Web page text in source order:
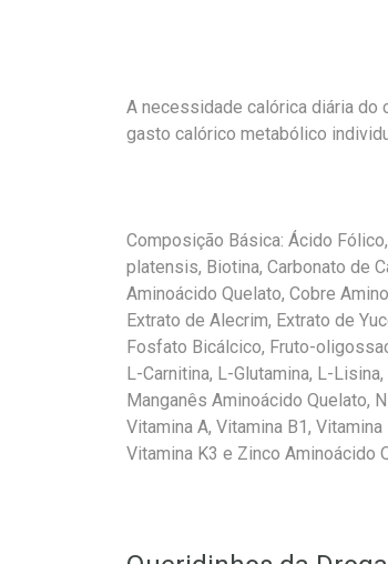
A necessidade calórica diária do
gasto calórico metabólico
Composição Básica: Ácido
platensis, Biotina, Carbonato de
Aminoácido Quelato, Cobre
Extrato de Alecrim, Extrato de
Fosfato Bicálcico, Fruto-
L-Carnitina, L-Glutamina, L-
Manganês Aminoácido Quelato,
Vitamina A, Vitamina B1,
Vitamina K3 e Zinco Aminoácido